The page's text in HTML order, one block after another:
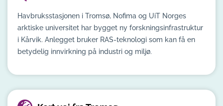
Havbruksstasjonen i Tromsø, Nofima og UiT Norges
arktiske universitet har bygget ny forskningsinfrastruktur
i Kårvik. Anlegget bruker RAS-teknologi som kan få en
betydelig innvirkning på industri og miljø.